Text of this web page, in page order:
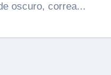
oscuro, correa...